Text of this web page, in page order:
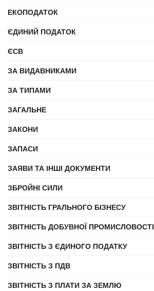
ЕКОПОДАТОК
ЄДИНИЙ ПОДАТОК
ЄСВ
ЗА ВИДАВНИКАМИ
ЗА ТИПАМИ
ЗАГАЛЬНЕ
ЗАКОНИ
ЗАПАСИ
ЗАЯВИ ТА ІНШІ ДОКУМЕНТИ
ЗБРОЙНІ СИЛИ
ЗВІТНІСТЬ ГРАЛЬНОГО БІЗНЕСУ
ЗВІТНІСТЬ ДОБУВНОЇ ПРОМИСЛОВОСТІ
ЗВІТНІСТЬ З ЄДИНОГО ПОДАТКУ
ЗВІТНІСТЬ З ПДВ
ЗВІТНІСТЬ З ПЛАТИ ЗА ЗЕМЛЮ